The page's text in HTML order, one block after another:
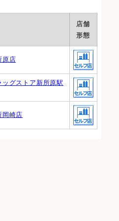
店舗
形態
原店
グストア新所原駅
岡崎店